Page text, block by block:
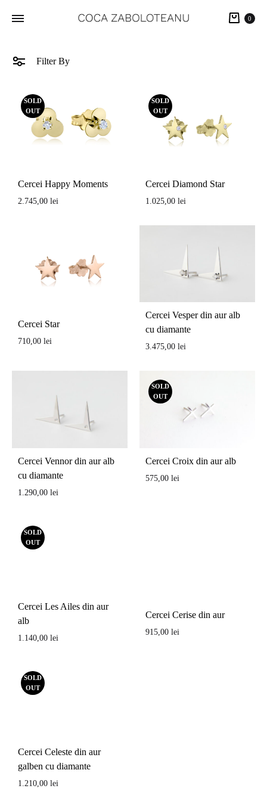
Cart
0
Filter By
SOLD
OUT
Cercei Happy Moments
2.745,00 lei
SOLD
OUT
Cercei Diamond Star
1.025,00 lei
Cercei Star
710,00 lei
Cercei Vesper din aur alb
cu diamante
3.475,00 lei
Cercei Vennor din aur alb
cu diamante
1.290,00 lei
SOLD
OUT
Cercei Croix din aur alb
575,00 lei
SOLD
OUT
Cercei Les Ailes din aur
alb
1.140,00 lei
Cercei Cerise din aur
915,00 lei
SOLD
OUT
Cercei Celeste din aur
galben cu diamante
1.210,00 lei